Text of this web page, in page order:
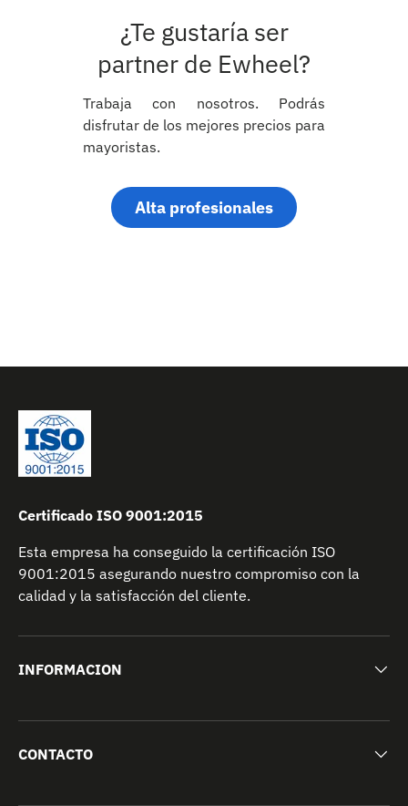
¿Te gustaría ser
partner de Ewheel?
Trabaja con nosotros. Podrás
disfrutar de los mejores precios para
mayoristas.
Alta profesionales
Certificado ISO 9001:2015
Esta empresa ha conseguido la certificación ISO
9001:2015 asegurando nuestro compromiso con la
calidad y la satisfacción del cliente.
INFORMACION
CONTACTO